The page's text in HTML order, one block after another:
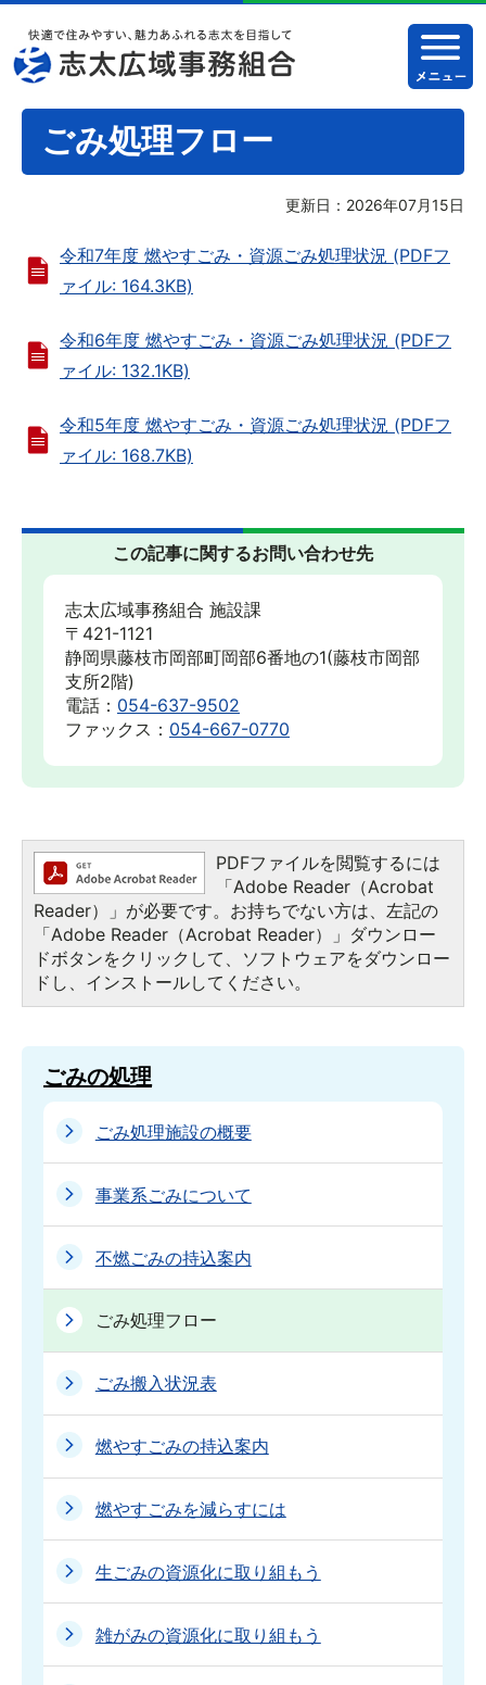
ごみ処理フロー
更新日：2026年07月15日
令和7年度 燃やすごみ・資源ごみ処理状況 (PDFフ
ァイル: 164.3KB)
令和6年度 燃やすごみ・資源ごみ処理状況 (PDFフ
ァイル: 132.1KB)
令和5年度 燃やすごみ・資源ごみ処理状況 (PDFフ
ァイル: 168.7KB)
この記事に関するお問い合わせ先
志太広域事務組合 施設課
〒421-1121
静岡県藤枝市岡部町岡部6番地の1(藤枝市岡部
支所2階)
電話： 054-637-9502
ファックス： 054-667-0770
PDFファイルを閲覧するには
「Adobe Reader（Acrobat
Reader）」が必要です。お持ちでない方は、左記の
「Adobe Reader（Acrobat Reader）」ダウンロー
ドボタンをクリックして、ソフトウェアをダウンロー
ドし、インストールしてください。
ごみの処理
ごみ処理施設の概要
事業系ごみについて
不燃ごみの持込案内
ごみ処理フロー
ごみ搬入状況表
燃やすごみの持込案内
燃やすごみを減らすには
生ごみの資源化に取り組もう
雑がみの資源化に取り組もう